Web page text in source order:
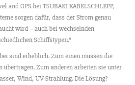
and OPS bei TSUBAKI KABELSCHLEPP,
sorgen dafür, dass der Strom genau
wird – auch bei wechselnden
Schiffstypen.“
sind erheblich. Zum einen müssen die
übertragen. Zum anderen arbeiten sie unter
Wind, UV-Strahlung. Die Lösung?